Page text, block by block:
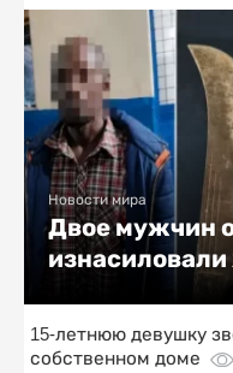
Новости мира
Двое мужчин
15-летнюю девушку
собственном доме